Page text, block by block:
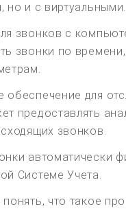
но и с виртуальными.
звонков с
звонки по
обеспечение для
предоставлять
звонков.
автоматически
Системе Учета.
что такое